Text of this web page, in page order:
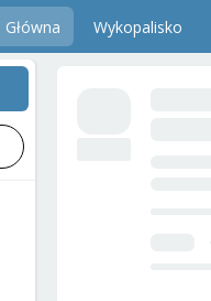
Główna Wykopalisko